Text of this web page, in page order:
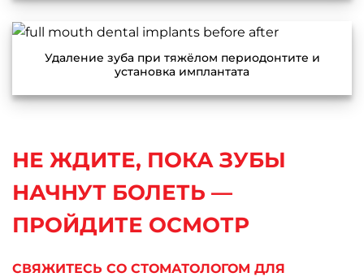
Удаление зуба при тяжёлом периодонтите и
установка имплантата
НЕ ЖДИТЕ, ПОКА ЗУБЫ
НАЧНУТ БОЛЕТЬ —
ПРОЙДИТЕ ОСМОТР
СВЯЖИТЕСЬ СО СТОМАТОЛОГОМ ДЛЯ